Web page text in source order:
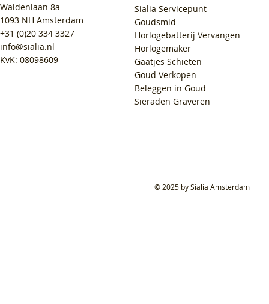
Waldenlaan 8a
1093 NH Amsterdam
+31 (0)20 334 3327
info@sialia.nl
KvK: 08098609
Sialia Servicepunt
Goudsmid
Horlogebatterij Vervangen
Horlogemaker
Gaatjes Schieten
Goud Verkopen
Beleggen in Goud
Sieraden Graveren
© 2025 by Sialia Amsterdam